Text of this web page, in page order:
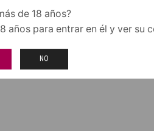
de 18 años?
años para entrar en él y ver su
NO